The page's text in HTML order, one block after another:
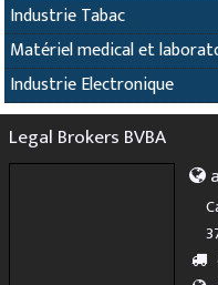
Industrie Tabac
Matériel medical et
Industrie Electronique
Legal Brokers BVBA